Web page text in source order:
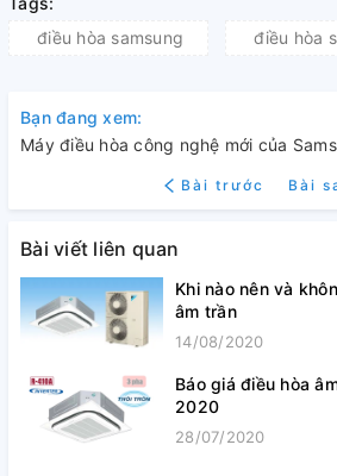
điều hòa samsung
điều hòa
Bạn đang xem:
Máy điều hòa công nghệ mới của
Bài trước Bài
Bài viết liên quan
Khi nào nên và
âm trần
14/08/2020
Báo giá điều hòa
2020
28/07/2020